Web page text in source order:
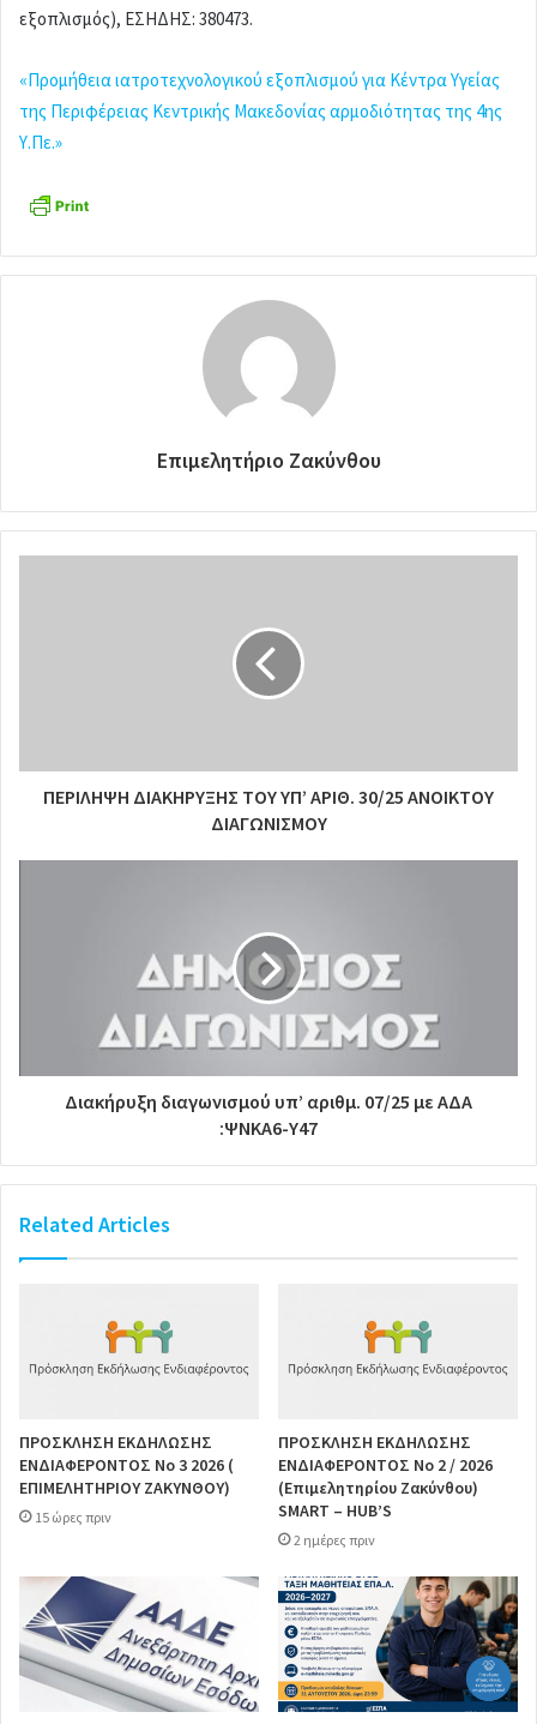
a
l
εξοπλισμός), ΕΣΗΔΗΣ: 380473.
«Προμήθεια ιατροτεχνολογικού εξοπλισμού για Κέντρα Υγείας
της Περιφέρειας Κεντρικής Μακεδονίας αρμοδιότητας της 4ης
Υ.Πε.»
Επιμελητήριο Ζακύνθου
ΠΕΡΙΛΗΨΗ ΔΙΑΚΗΡΥΞΗΣ ΤΟΥ ΥΠ’ ΑΡΙΘ. 30/25 ΑΝΟΙΚΤΟΥ
ΔΙΑΓΩΝΙΣΜΟΥ
Διακήρυξη διαγωνισμού υπ’ αριθμ. 07/25 με ΑΔΑ
:ΨΝΚΑ6-Υ47
Related Articles
ΠΡΟΣΚΛΗΣΗ ΕΚΔΗΛΩΣΗΣ
ΕΝΔΙΑΦΕΡΟΝΤΟΣ Νο 3 2026 (
ΕΠΙΜΕΛΗΤΗΡΙΟΥ ΖΑΚΥΝΘΟΥ)
15 ώρες πριν
ΠΡΟΣΚΛΗΣΗ ΕΚΔΗΛΩΣΗΣ
ΕΝΔΙΑΦΕΡΟΝΤΟΣ Νο 2 / 2026
(Επιμελητηρίου Ζακύνθου)
SMART – HUB’S
2 ημέρες πριν